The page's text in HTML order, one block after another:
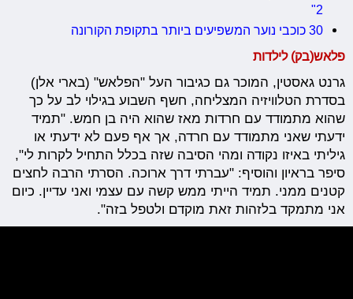
2"
30 כוכבי נוער המשפיעים ביותר בתקופת הקורונה
פלאש(בק) לילדות
גרנט גאסטין, המוכר גם כגיבור העל "הפלאש" (בארי אלן)
בסדרת הטלוויזיה המצליחה, חשף השבוע בגילוי לב על כך
שהוא מתמודד עם חרדות מאז שהוא היה בן חמש. "תמיד
ידעתי שאני מתמודד עם חרדה, אך אף פעם לא ידעתי או
גיליתי באיזו נקודה ומהי הסיבה שזה בכלל התחיל לקרות לי",
סיפר בראיון והוסיף: "עברתי דרך ארוכה. הסרתי הרבה לחצים
קטנים ממני. תמיד הייתי ממש קשה עם עצמי ואני עדיין. כיום
אני מתמקד בלזהות זאת מוקדם ולטפל בזה".